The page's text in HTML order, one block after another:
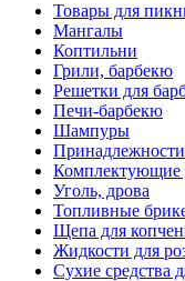
Товары для
Мангалы
Коптильни
Грили, барбекю
Решетки для
Печи-барбекю
Шампуры
Комплектующие
Уголь, дрова
Топливные
Щепа для
Жидкости для
Сухие средства